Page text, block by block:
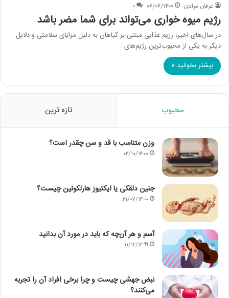
عرفان مرادی ۰۶/۰۶/۱۴۰۰ ۰
رژیم میوه‌ خواری می‌تواند برای شما مضر باشد
در سال‌های اخیر، رژیم غذایی مبتنی بر گیاهان به دلیل مزایای سلامتی و دلایل
دیگر به یکی از محبوب‌ترین رژیم‌های…
بیشتر بخوانید »
محبوب تازه ترین
وزن متناسب با قد و سن چقدر است؟
۰۲/۱۰/۱۴۰۰
جنین دلقکی یا ایکتیوز هارلکوئین چیست؟
۲۱/۰۷/۱۴۰۰
آسم و هر آن‌چه که باید در مورد آن بدانید
۱۱/۱۲/۱۳۹۹
نبض جهشی چیست و چرا برخی افراد آن را تجربه
می‌کنند؟